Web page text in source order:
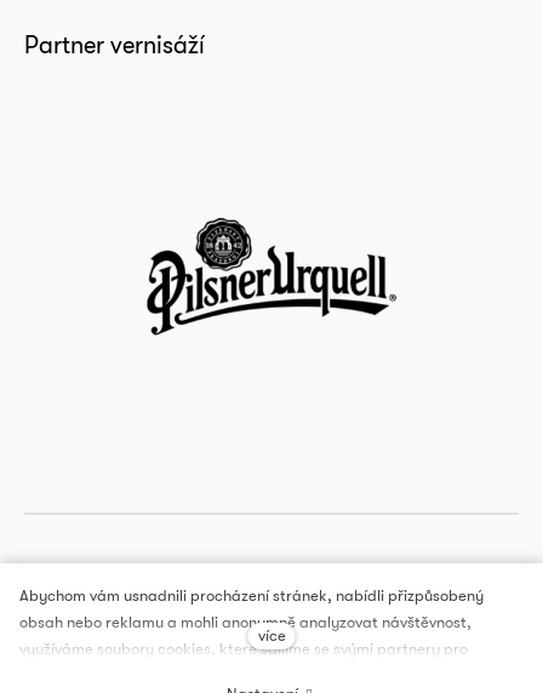
Partner vernisáží
DOX PRAGUE, a.s.
Abychom vám usnadnili procházení stránek, nabídli přizpůsobený
obsah nebo reklamu a mohli anonymně analyzovat návštěvnost,
využíváme soubory cookies, které sdílíme se svými partnery pro
více